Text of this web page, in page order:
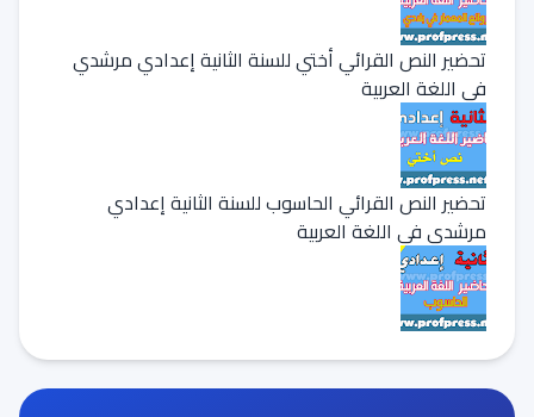
تحضير النص القرائي أختي للسنة الثانية إعدادي مرشدي
في اللغة العربية
تحضير النص القرائي الحاسوب للسنة الثانية إعدادي
مرشدي في اللغة العربية